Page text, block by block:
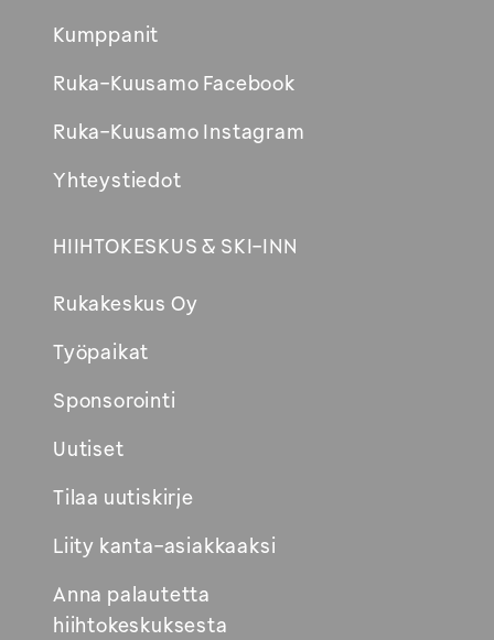
Kumppanit
Ruka-Kuusamo Facebook
Ruka-Kuusamo Instagram
Yhteystiedot
HIIHTOKESKUS & SKI-INN
Rukakeskus Oy
Työpaikat
Sponsorointi
Uutiset
Tilaa uutiskirje
Liity kanta-asiakkaaksi
Anna palautetta
hiihtokeskuksesta